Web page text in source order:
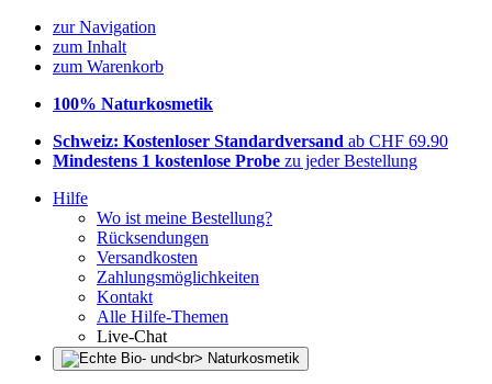
zur Navigation
zum Inhalt
zum Warenkorb
100% Naturkosmetik
Schweiz: Kostenloser Standardversand ab CHF 69.90
Mindestens 1 kostenlose Probe zu jeder Bestellung
Hilfe
Wo ist meine Bestellung?
Rücksendungen
Versandkosten
Zahlungsmöglichkeiten
Kontakt
Alle Hilfe-Themen
Live-Chat